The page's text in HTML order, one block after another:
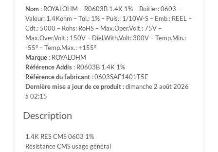
5000
-
Rohs:
RoHS
-
Max.Oper.Volt.:
75V
Max.Over.Volt.:
Temp.Min.:
-55°
Nom: ROYALOHM – R0603B 1.4K 1% – Boitier: 0603 –
Valeur: 1,4Kohm – Tol.: 1% – Puis.: 1/10W-S – Emb.: REEL –
Cdt.: 5000 – Rohs: RoHS – Max.Oper.Volt.: 75V –
Max.Over.Volt.: 150V – Diel.With.Volt: 300V – Temp.Min.:
-55° – Temp.Max.: +155°
Marque: ROYALOHM
Référence Addis: R0603B 1.4K 1%
Référence du fabricant: 0603SAF1401T5E
Dernière mise a jour de ce produit: dimanche 2 août 2026
à 02:15
Description
1.4K RES CMS 0603 1%
Résistance CMS usage général